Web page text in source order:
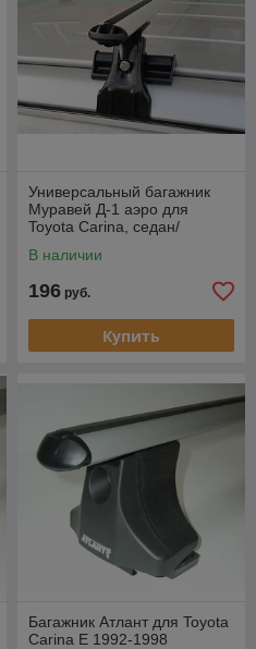
Универсальный багажник
Муравей Д-1 аэро для
Toyota Carina, седан/
В наличии
196 руб.
Купить
Багажник Атлант для Toyota
Carina E 1992-1998